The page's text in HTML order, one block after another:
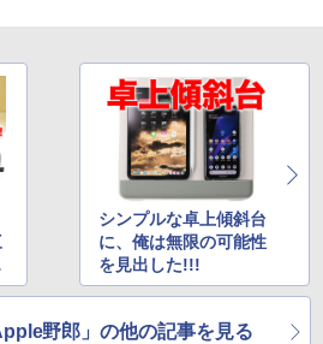
シンプルな卓上傾斜台
に、俺は無限の可能性
を見出した!!!
野郎」の他の記事を見る